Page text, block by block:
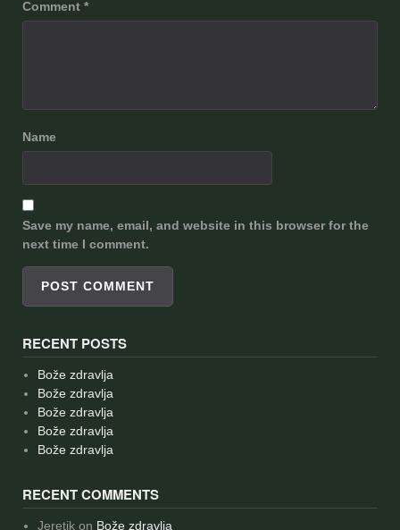
Comment *
Name
Save my name, email, and website in this browser for the
next time I comment.
RECENT POSTS
Bože zdravlja
Bože zdravlja
Bože zdravlja
Bože zdravlja
Bože zdravlja
RECENT COMMENTS
Jeretikon Bože zdravlja